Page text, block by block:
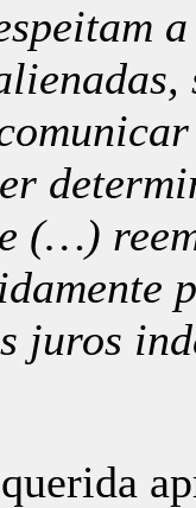
(…)
juros